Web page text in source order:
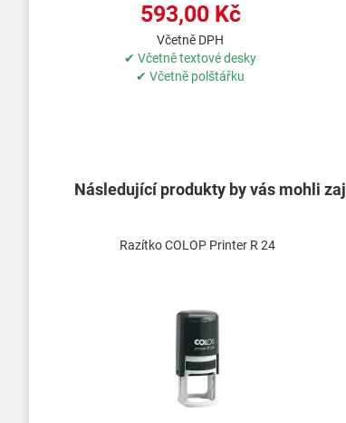
593,00 Kč
Včetně DPH
✔ Včetně textové desky
✔ Včetně polštářku
Následující produkty by vás mohli
Razítko COLOP Printer R 24